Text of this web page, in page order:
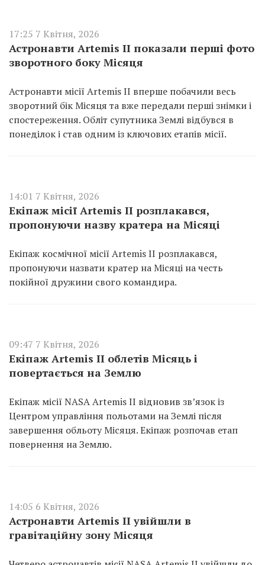
17:25 7 Квітня, 2026
Астронавти Artemis II показали перші фото
зворотного боку Місяця
Астронавти місії Artemis II вперше побачили весь
зворотний бік Місяця та вже передали перші знімки і
спостереження. Обліт супутника Землі відбувся в
понеділок і став одним із ключових етапів місії.
14:01 7 Квітня, 2026
Екіпаж місії Artemis II розплакався,
пропонуючи назву кратера на Місяці
Екіпаж космічної місії Artemis II розплакався,
пропонуючи назвати кратер на Місяці на честь
покійної дружини свого командира.
09:47 7 Квітня, 2026
Екіпаж Artemis II облетів Місяць і
повертається на Землю
Екіпаж місії NASA Artemis II відновив зв’язок із
Центром управління польотами на Землі після
завершення обльоту Місяця. Екіпаж розпочав етап
повернення на Землю.
14:05 6 Квітня, 2026
Астронавти Artemis II увійшли в
гравітаційну зону Місяця